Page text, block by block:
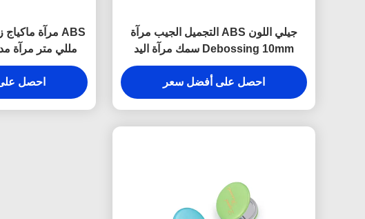
جيلي اللون ABS التجميل الجيب مرآة
Debossing 10mm سمك مرآة اليد
الصغيرة
احصل على أفضل سعر
مللي متر مرآة
احصل